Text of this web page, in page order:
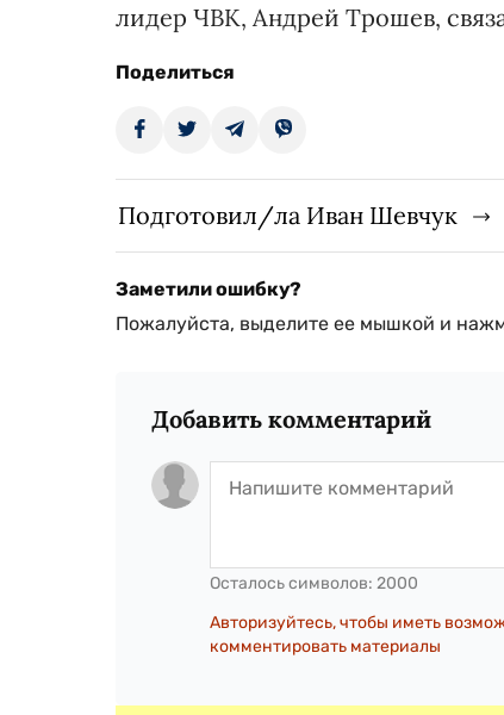
лидер ЧВК, Андрей Трошев,
Поделиться
Подготовил/ла Иван Шевчук
Заметили ошибку?
Пожалуйста, выделите ее мышкой и
Добавить комментарий
Осталось символов: 2000
Авторизуйтесь, чтобы иметь
комментировать материалы